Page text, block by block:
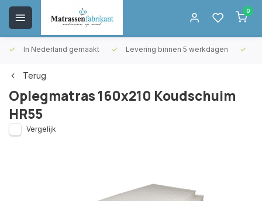
0
In Nederland gemaakt Levering binnen 5 werkdagen
Terug
Oplegmatras 160x210 Koudschuim
HR55
Vergelijk